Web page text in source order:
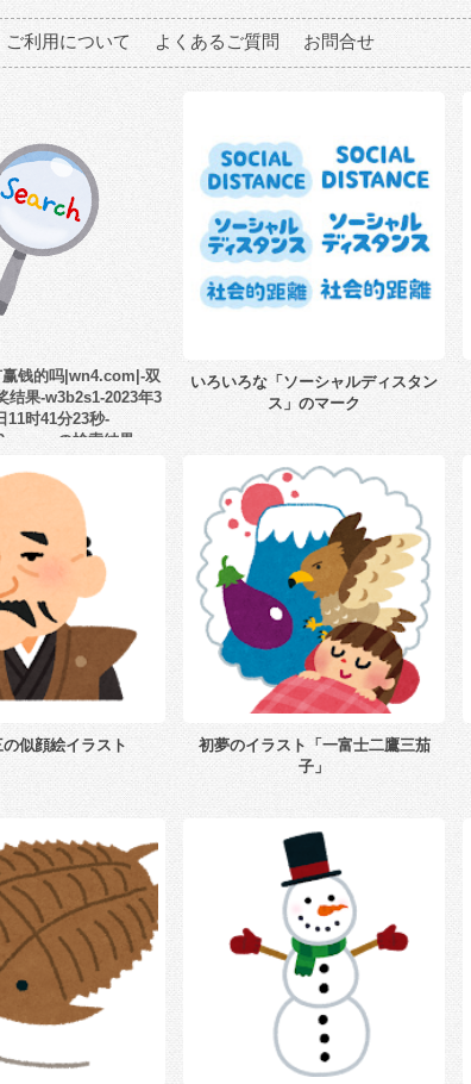
ご利用について よくあるご質問 お問合せ
钱的吗|wn4.com|-双
结果-w3b2s1-2023年3
11时41分23秒-
」の検索結果
いろいろな「ソーシャルディスタン
ス」のマーク
似顔絵イラスト
初夢のイラスト「一富士二鷹三茄
子」